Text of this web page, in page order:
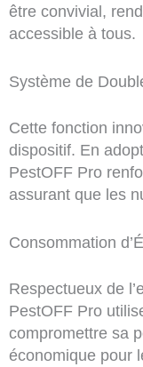
être convivial,
accessible à tous.
Système de
Cette fonction
dispositif. En
PestOFF Pro
assurant que les
Consommation
Respectueux de
PestOFF Pro
compromettre sa
économique pour